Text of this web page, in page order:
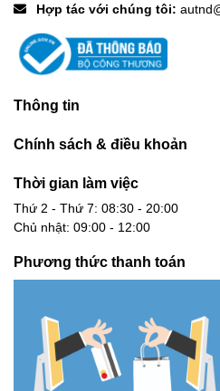
Hợp tác với chúng tôi:
Thông tin
Chính sách & điều khoản
Thời gian làm việc
Thứ 2 - Thứ 7: 08:30 - 20:00
Chủ nhật: 09:00 - 12:00
Phương thức thanh toán